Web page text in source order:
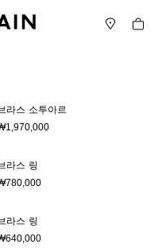
Cart
라스 소투아르
라스 링
라스 링